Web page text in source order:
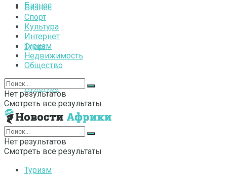
Бизнес
Спорт
Культура
Интернет
Туризм
Бизнес
Спорт
Культура
Интернет
Туризм
Недвижимость
Общество
Нет результатов
Смотреть все результаты
Нет результатов
Смотреть все результаты